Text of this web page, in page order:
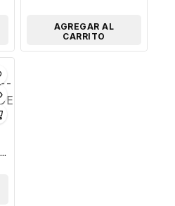
AGREGAR AL
CARRITO